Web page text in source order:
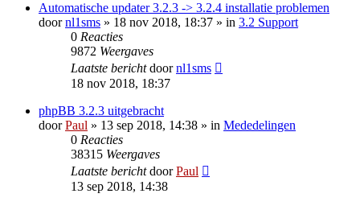
Automatische updater 3.2.3 -> 3.2.4 installatie problemen
doornl1sms » 18 nov 2018, 18:37 » in 3.2 Support
0 Reacties
9872 Weergaves
Laatste berichtdoornl1sms
18 nov 2018, 18:37
phpBB 3.2.3 uitgebracht
doorPaul » 13 sep 2018, 14:38 » in Mededelingen
0 Reacties
38315 Weergaves
Laatste berichtdoorPaul
13 sep 2018, 14:38